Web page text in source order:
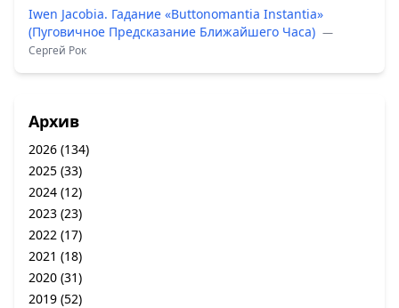
Iwen Jacobia. Гадание «Buttonomantia Instantia»
(Пуговичное Предсказание Ближайшего Часа) —
Сергей Рок
Архив
2026 (134)
2025 (33)
2024 (12)
2023 (23)
2022 (17)
2021 (18)
2020 (31)
2019 (52)